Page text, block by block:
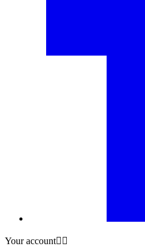
Your account 